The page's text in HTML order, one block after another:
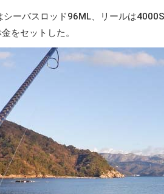
シーバスロッド96ML、リールは
をセットした。